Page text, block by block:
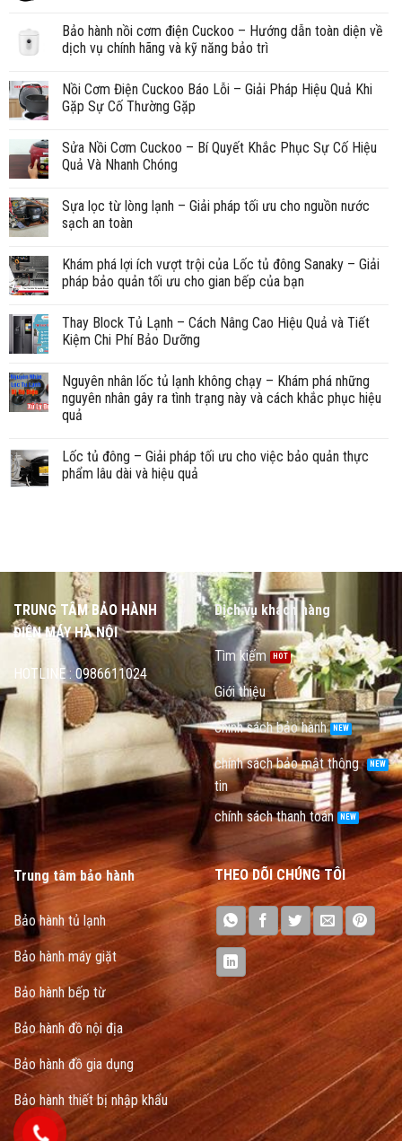
Bảo hành nồi cơm điện Cuckoo – Hướng dẫn toàn diện về
dịch vụ chính hãng và kỹ năng bảo trì
Nồi Cơm Điện Cuckoo Báo Lỗi – Giải Pháp Hiệu Quả Khi
Gặp Sự Cố Thường Gặp
Sửa Nồi Cơm Cuckoo – Bí Quyết Khắc Phục Sự Cố Hiệu
Quả Và Nhanh Chóng
Sựa lọc từ lòng lạnh – Giải pháp tối ưu cho nguồn nước
sạch an toàn
Khám phá lợi ích vượt trội của Lốc tủ đông Sanaky – Giải
pháp bảo quản tối ưu cho gian bếp của bạn
Thay Block Tủ Lạnh – Cách Nâng Cao Hiệu Quả và Tiết
Kiệm Chi Phí Bảo Dưỡng
Nguyên nhân lốc tủ lạnh không chạy – Khám phá những
nguyên nhân gây ra tình trạng này và cách khắc phục hiệu
quả
Lốc tủ đông – Giải pháp tối ưu cho việc bảo quản thực
phẩm lâu dài và hiệu quả
TRUNG TÂM BẢO HÀNH
ĐIỆN MÁY HÀ NỘI
HOTLINE : 0986611024
Dịch vụ khách hàng
Tìm kiếm
Giới thiệu
chính sách bảo hành
chính sách bảo mật thông
tin
chính sách thanh toán
Trung tâm bảo hành
Bảo hành tủ lạnh
Bảo hành máy giặt
Bảo hành bếp từ
Bảo hành đồ nội địa
Bảo hành đồ gia dụng
Bảo hành thiết bị nhập khẩu
THEO DÕI CHÚNG TÔI